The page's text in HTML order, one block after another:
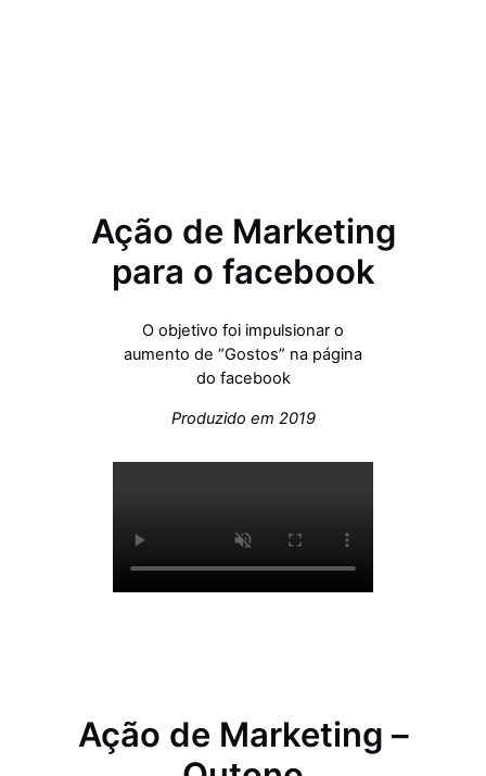
Ação de Marketing
para o facebook
O objetivo foi impulsionar o
aumento de “Gostos” na página
do facebook
Produzido em 2019
Ação de Marketing –